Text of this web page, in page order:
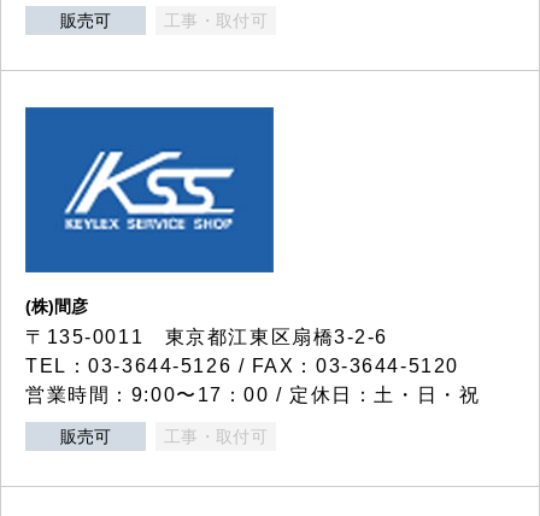
販売可 工事・取付可
(株)間彦
〒135-0011 東京都江東区扇橋3-2-6
TEL：03-3644-5126 / FAX：03-3644-5120
営業時間：9:00〜17：00 / 定休日：土・日・祝
販売可 工事・取付可